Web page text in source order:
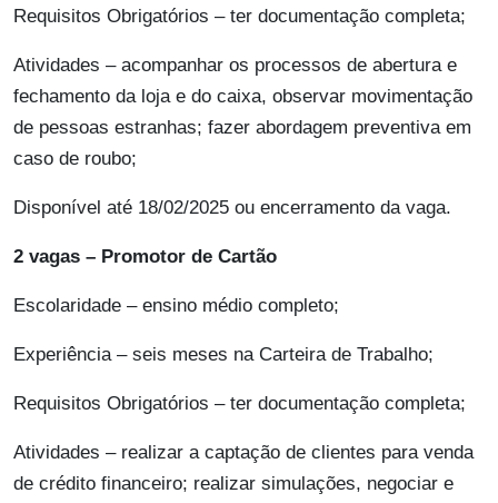
Requisitos Obrigatórios – ter documentação completa;
Atividades – acompanhar os processos de abertura e
fechamento da loja e do caixa, observar movimentação
de pessoas estranhas; fazer abordagem preventiva em
caso de roubo;
Disponível até 18/02/2025 ou encerramento da vaga.
2 vagas – Promotor de Cartão
Escolaridade – ensino médio completo;
Experiência – seis meses na Carteira de Trabalho;
Requisitos Obrigatórios – ter documentação completa;
Atividades – realizar a captação de clientes para venda
de crédito financeiro; realizar simulações, negociar e